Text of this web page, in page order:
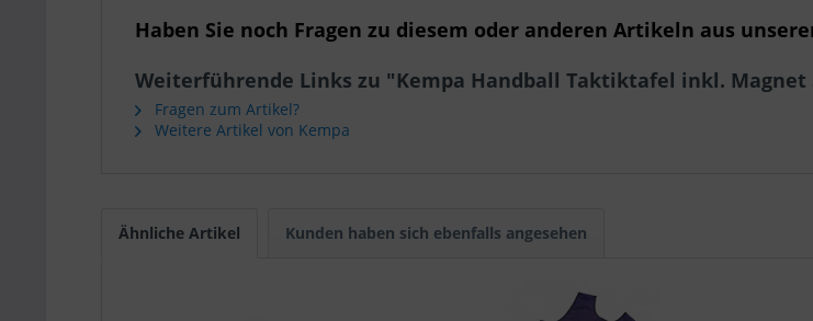
Haben Sie noch Fragen zu diesem oder anderen Artikeln aus
Weiterführende Links zu "Kempa Handball Taktiktafel inkl. Magnet
Fragen zum Artikel?
Weitere Artikel von Kempa
Ähnliche Artikel Kunden haben sich ebenfalls angesehen